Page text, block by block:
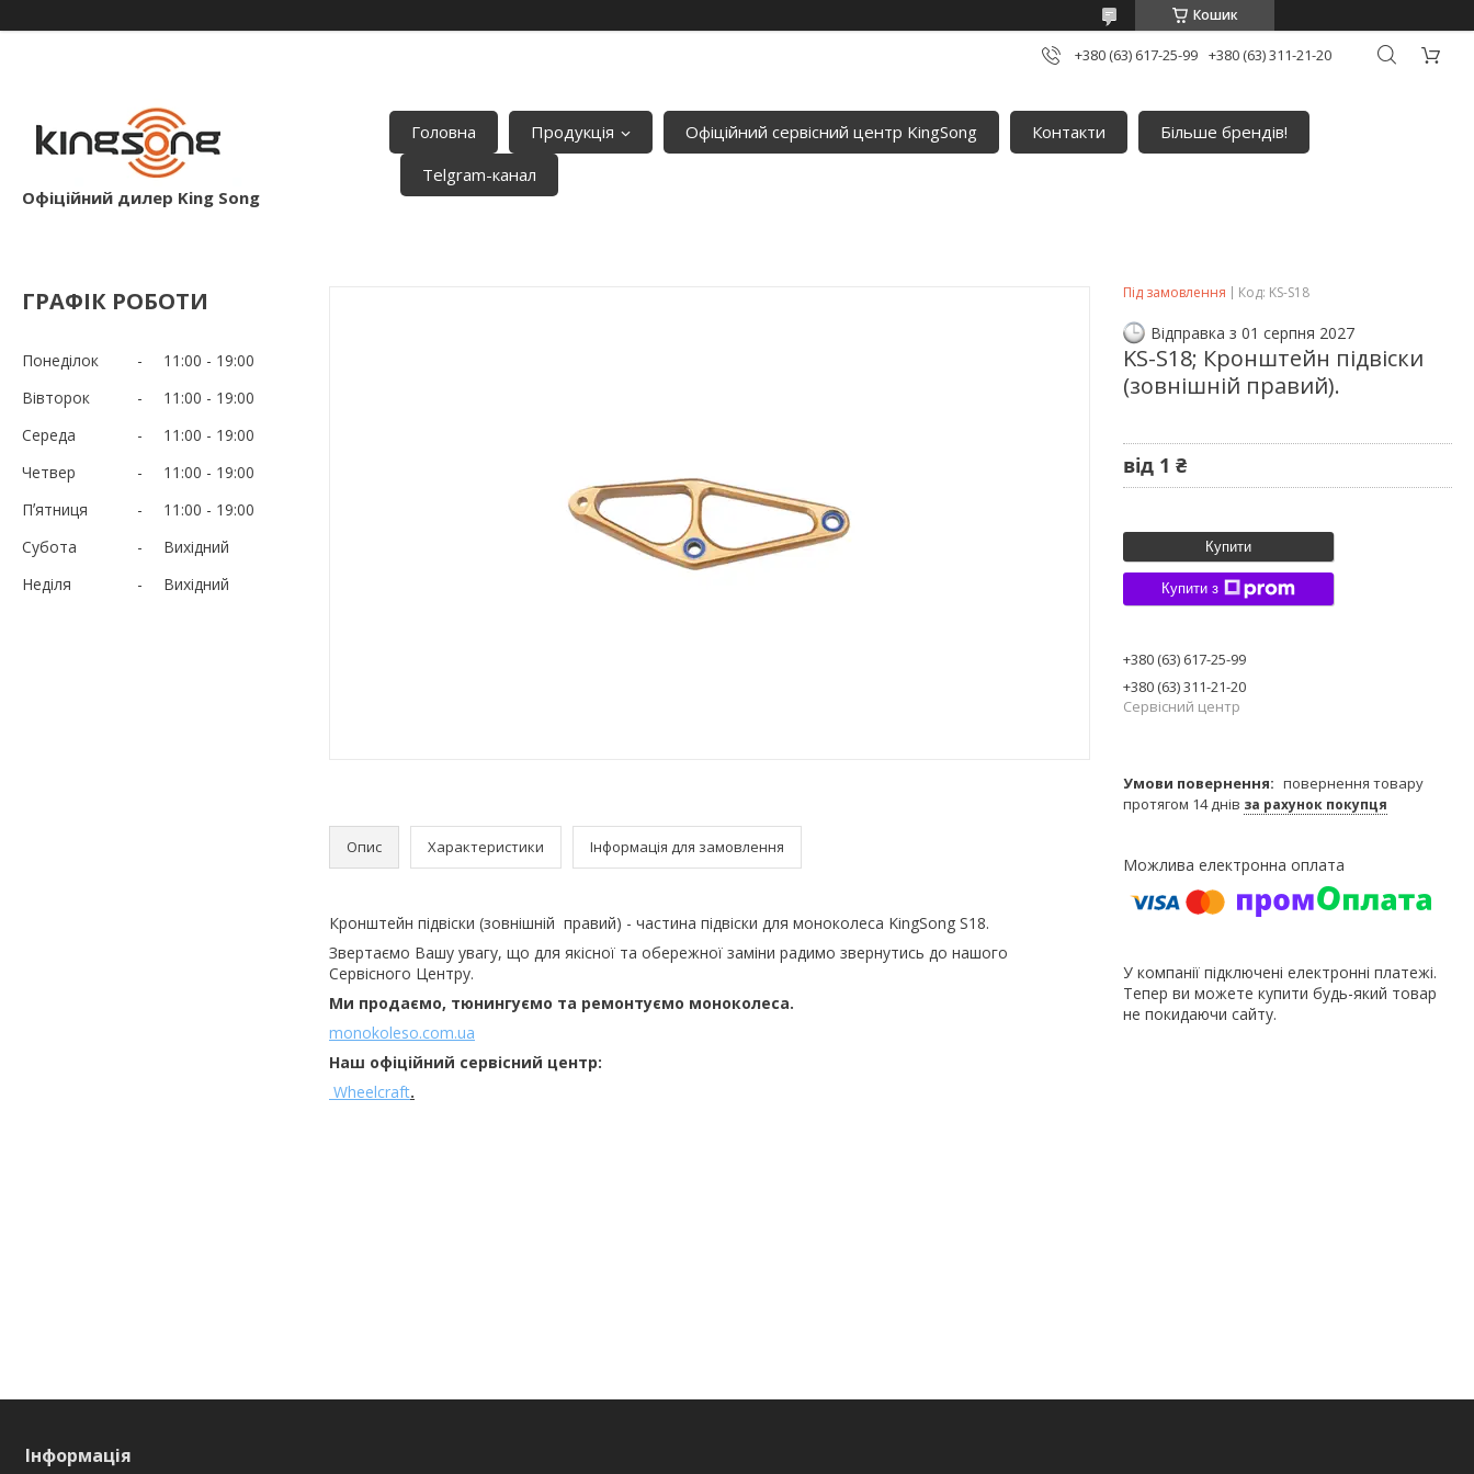
Кошик
+380 (63) 617-25-99 +380 (63) 311-21-20
Офіційний дилер King Song
Головна Продукція Офіційний сервісний центр KingSong Контакти
Більше брендів!
Telgram-канал
ГРАФІК РОБОТИ
Понеділок 11:00
19:00
Вівторок
11:00
19:00
Середа
11:00
19:00
Четвер
11:00
19:00
Пʼятниця
11:00
19:00
Субота
Вихідний
Неділя
Вихідний
Опис Характеристики Інформація для замовлення
Кронштейн підвіски (зовнішній правий) - частина підвіски для моноколеса KingSong S18.
Звертаємо Вашу увагу, що для якісної та обережної заміни радимо звернутись до нашого
Сервісного Центру.
Ми продаємо, тюнингуємо та ремонтуємо моноколеса.
monokoleso.com.ua
Наш офіційний сервісний центр:
Wheelcraft.
Під замовлення Код: KS-S18
Відправка з 01 серпня 2027
KS-S18; Кронштейн підвіски
(зовнішній правий).
від 1 ₴
Купити
Купити з
+380 (63) 617-25-99
+380 (63) 311-21-20
Сервісний центр
повернення товару
протягом 14 днів за рахунок покупця
У компанії підключені електронні платежі.
Тепер ви можете купити будь-який товар
не покидаючи сайту.
Інформація